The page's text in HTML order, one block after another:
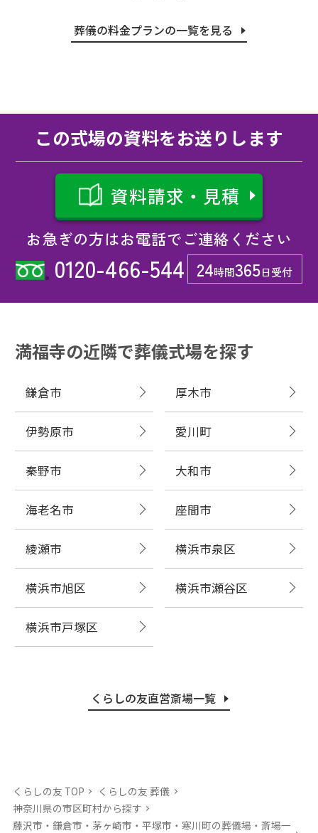
葬儀の料金プランの一覧を見る
この式場の資料をお送りします
お急ぎの方はお電話でご連絡ください
24時間365日受付
0120-466-544
資料請求・見積
満福寺の近隣で葬儀式場を探す
鎌倉市 厚木市
伊勢原市 愛川町
秦野市 大和市
海老名市 座間市
綾瀬市 横浜市泉区
横浜市旭区 横浜市瀬谷区
横浜市戸塚区
くらしの友直営斎場一覧
くらしの友 TOP
くらしの友 葬儀
神奈川県の市区町村から探す
藤沢市・鎌倉市・茅ヶ崎市・平塚市・寒川町の葬儀場・斎場⼀